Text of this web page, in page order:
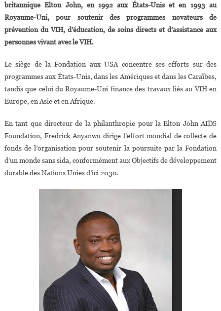
Nouveau
«Chief
Philanthropy
La
Fondation
D’Elton
britannique Elton John, en 1992 aux États-Unis et en 1993 au
Royaume-Uni, pour soutenir des programmes novateurs de
prévention du VIH, d’éducation, de soins directs et d’assistance aux
personnes vivant avec le VIH.
Le siège de la Fondation aux USA concentre ses efforts sur des
programmes aux États-Unis, dans les Amériques et dans les Caraïbes,
tandis que celui du Royaume-Uni finance des travaux liés au VIH en
Europe, en Asie et en Afrique.
En tant que directeur de la philanthropie pour la Elton John AIDS
Foundation, Fredrick Anyanwu dirige l’effort mondial de collecte de
fonds de l’organisation pour soutenir la poursuite par la Fondation
d’un monde sans sida, conformément aux Objectifs de développement
durable des Nations Unies d’ici 2030.